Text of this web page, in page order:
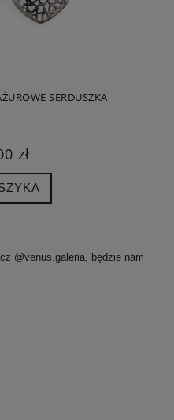
SERDUSZKA
zł
@venus.galeria, będzie nam